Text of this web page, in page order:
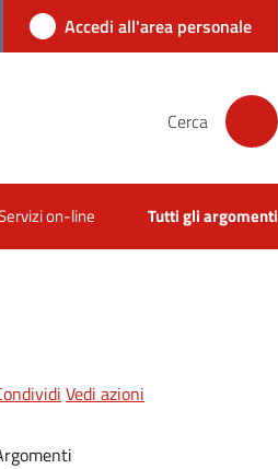
Accedi all'area personale
Cerca
on-line Tutti gli argomenti
Vedi azioni